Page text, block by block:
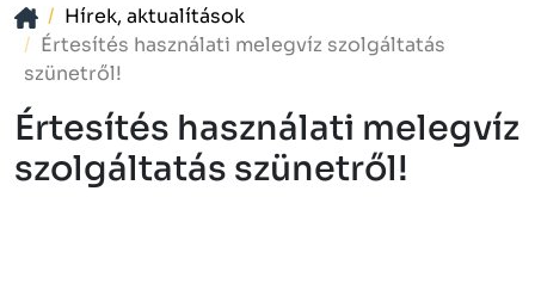
Hírek, aktualítások
Értesítés használati melegvíz szolgáltatás
szünetről!
Értesítés használati melegvíz
szolgáltatás szünetről!